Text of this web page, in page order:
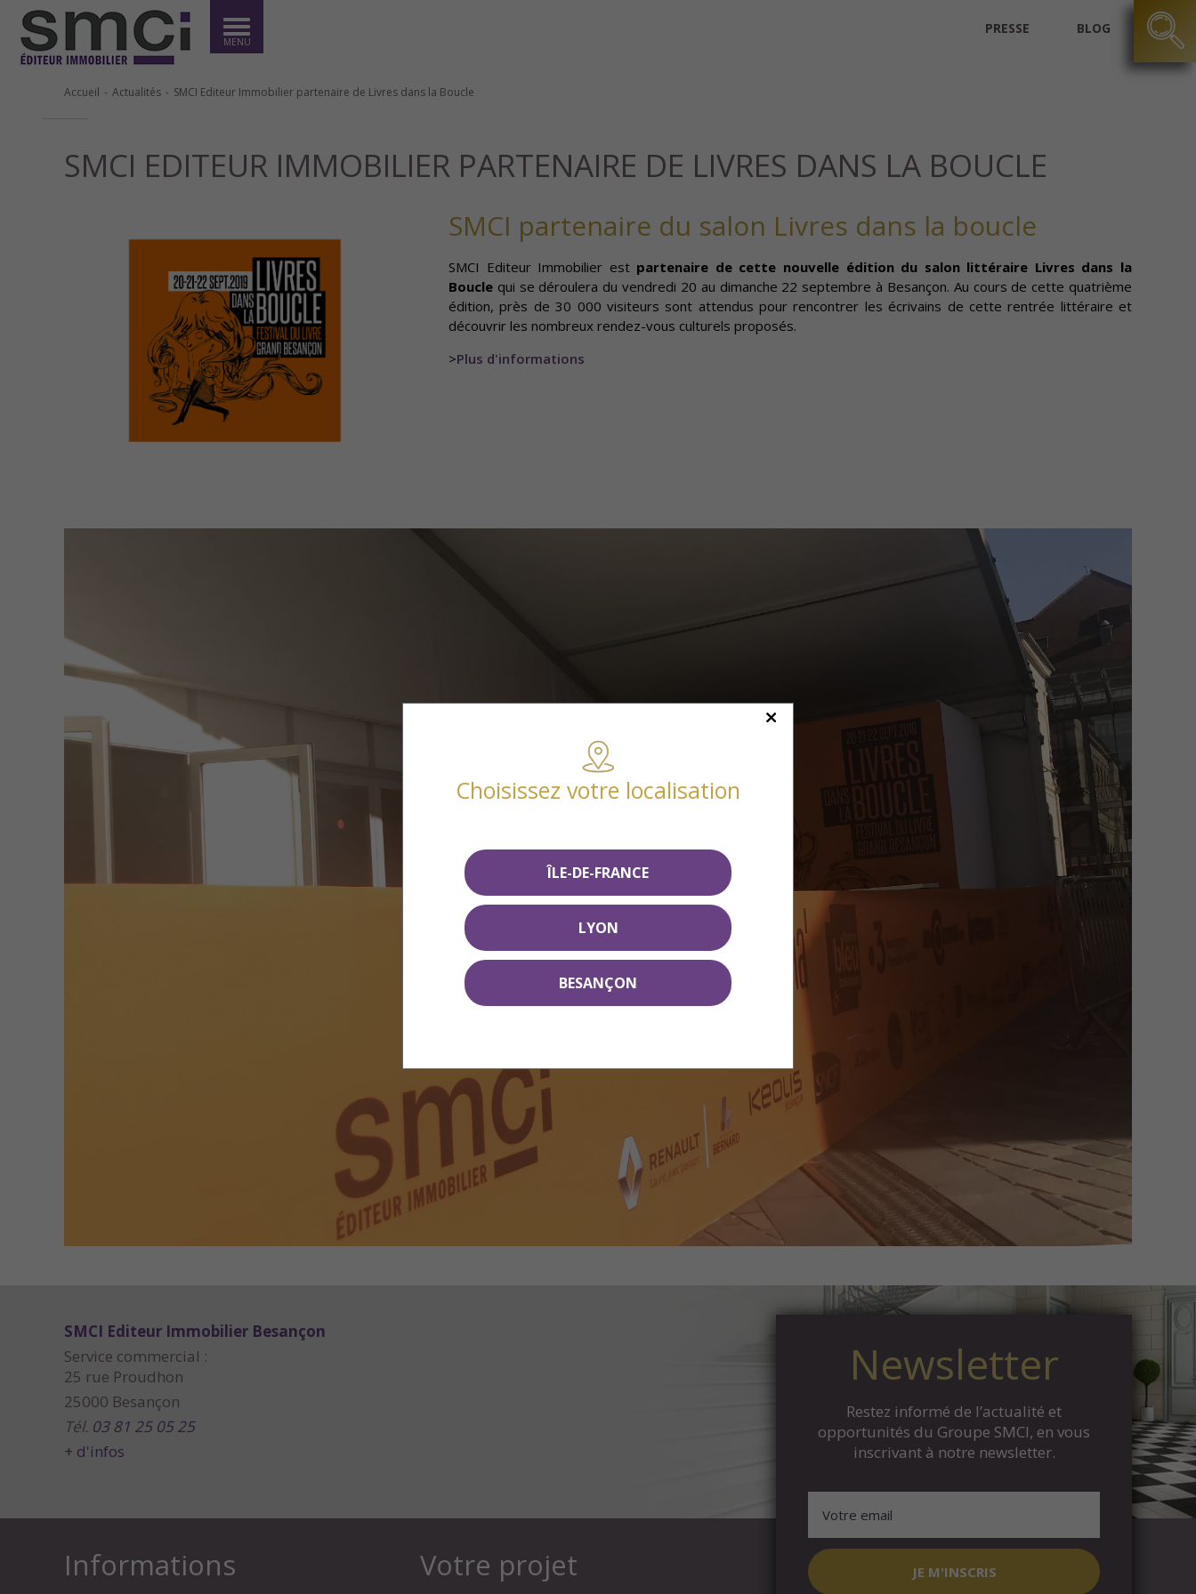
MENU
PRESSE BLOG
Accueil Actualités SMCI Editeur Immobilier partenaire de Livres dans la Boucle
SMCI EDITEUR IMMOBILIER PARTENAIRE DE LIVRES DANS LA BOUCLE
SMCI partenaire du salon Livres dans la boucle
SMCI Editeur Immobilier est partenaire de cette nouvelle édition du salon littéraire Livres dans la
Boucle qui se déroulera du vendredi 20 au dimanche 22 septembre à Besançon. Au cours de cette quatrième
édition, près de 30 000 visiteurs sont attendus pour rencontrer les écrivains de cette rentrée littéraire et
découvrir les nombreux rendez-vous culturels proposés.
>Plus d'informations
Choisissez votre localisation
ÎLE-DE-FRANCE
LYON
BESANÇON
SMCI Editeur Immobilier Besançon
Service commercial :
25 rue Proudhon
25000 Besançon
Tél. 03 81 25 05 25
+ d'infos
Informations Votre projet
Newsletter
Restez informé de l’actualité et
opportunités du Groupe SMCI, en vous
inscrivant à notre newsletter.